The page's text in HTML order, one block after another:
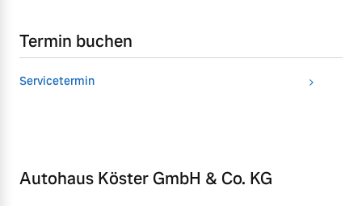
Termin buchen
Servicetermin
Autohaus Köster GmbH & Co. KG